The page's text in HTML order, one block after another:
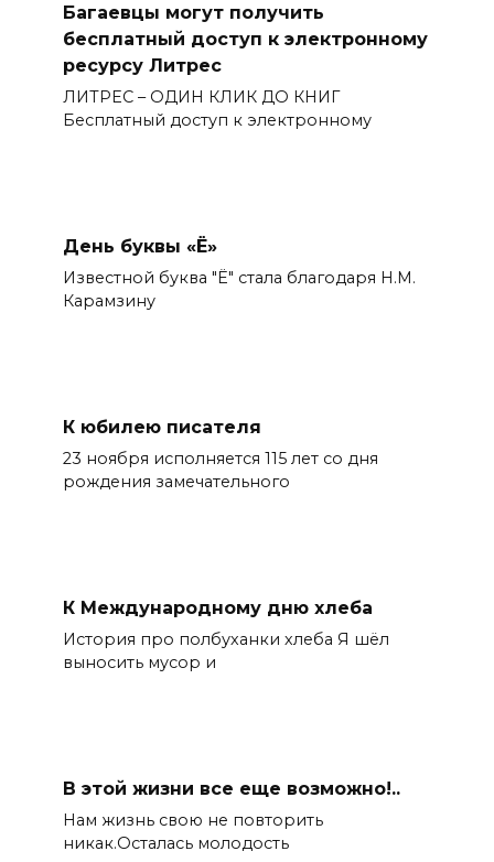
Багаевцы могут получить
бесплатный доступ к электронному
ресурсу Литрес
ЛИТРЕС – ОДИН КЛИК ДО КНИГ
Бесплатный доступ к электронному
День буквы «Ё»
Известной буква "Ё" стала благодаря Н.М.
Карамзину
К юбилею писателя
23 ноября исполняется 115 лет со дня
рождения замечательного
К Международному дню хлеба
История про полбуханки хлеба Я шёл
выносить мусор и
В этой жизни все еще возможно!..
Нам жизнь свою не повторить
никак.Осталась молодость